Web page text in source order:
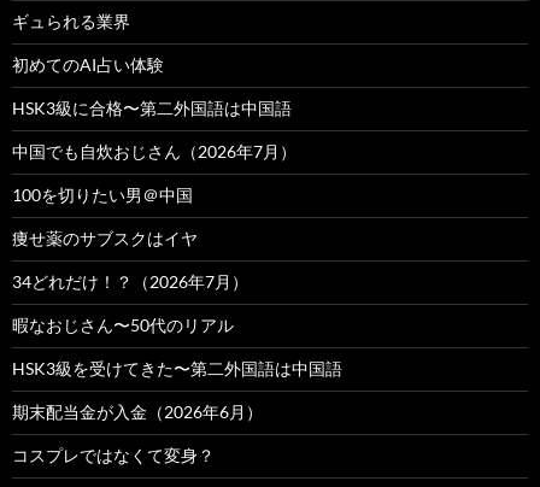
ギュられる業界
初めてのAI占い体験
HSK3級に合格〜第二外国語は中国語
中国でも自炊おじさん（2026年7月）
100を切りたい男＠中国
痩せ薬のサブスクはイヤ
34どれだけ！？（2026年7月）
暇なおじさん〜50代のリアル
HSK3級を受けてきた〜第二外国語は中国語
期末配当金が入金（2026年6月）
コスプレではなくて変身？